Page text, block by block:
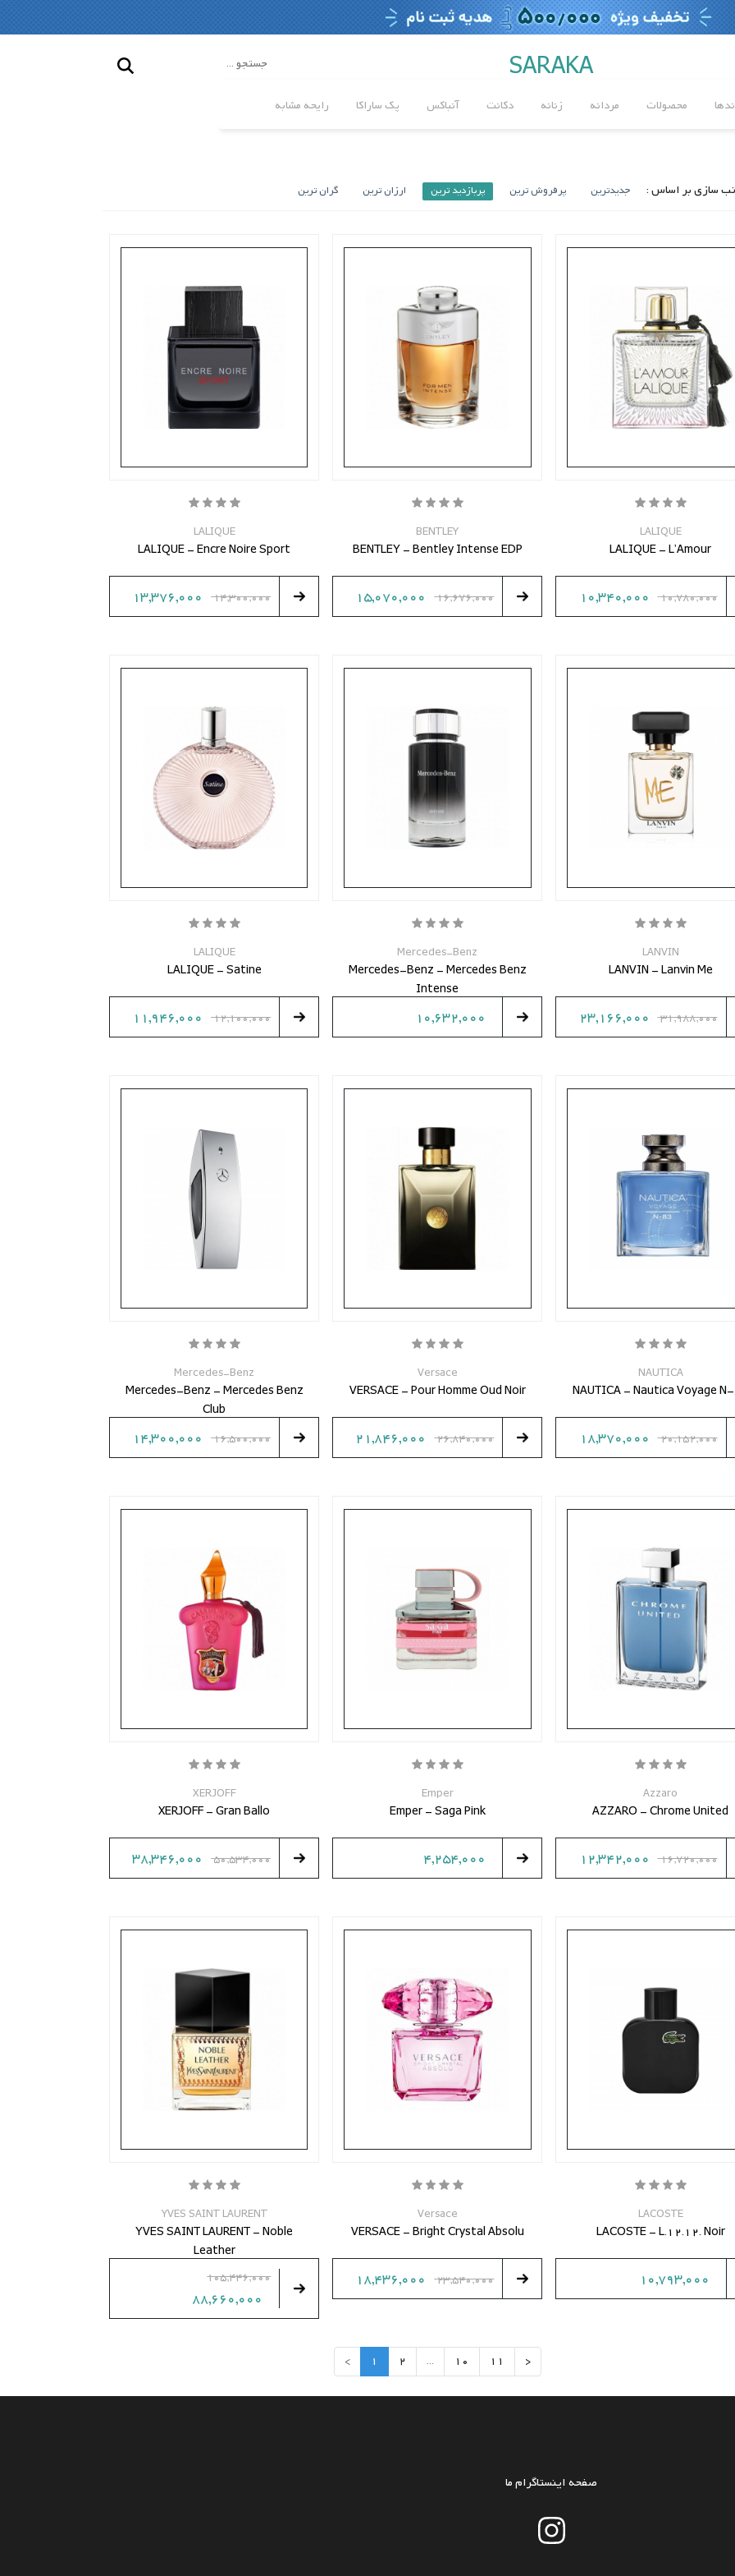
SARAKA
محصولات مردانه زنانه دکانت آنباکس پک ساراکا رایحه مشابه
سازی بر اساس : جدیدترین پرفروش ترین پربازدید ترین ارزان ترین گران ترین
LALIQUE
LALIQUE - L'Amour
10,780,000
10,340,000
BENTLEY
BENTLEY - Bentley Intense EDP
16,676,000
15,070,000
LALIQUE
LALIQUE - Encre Noire Sport
14,300,000
13,376,000
LANVIN
LANVIN - Lanvin Me
31,988,000
23,166,000
Mercedes-Benz
Mercedes-Benz - Mercedes Benz
Intense
10,632,000
LALIQUE
LALIQUE - Satine
12,100,000
11,946,000
NAUTICA
NAUTICA - Nautica Voyage
20,152,000
18,370,000
Versace
VERSACE - Pour Homme Oud Noir
26,840,000
21,846,000
Mercedes-Benz
Mercedes-Benz - Mercedes Benz
Club
16,500,000
14,300,000
Azzaro
AZZARO - Chrome United
16,720,000
12,342,000
Emper
Emper - Saga Pink
4,254,000
XERJOFF
XERJOFF - Gran Ballo
50,534,000
38,346,000
LACOSTE
LACOSTE - L.12.12. Noir
10,793,000
Versace
VERSACE - Bright Crystal Absolu
23,540,000
18,436,000
YVES SAINT LAURENT
YVES SAINT LAURENT - Noble
Leather
105,446,000
88,660,000
> 1 2 ... 10 11 <
صفحه اینستاگرام ما